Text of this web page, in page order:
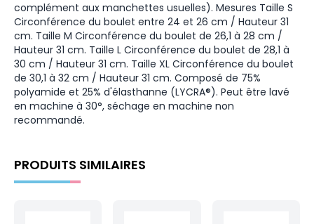
complément aux manchettes usuelles). Mesures Taille S
Circonférence du boulet entre 24 et 26 cm / Hauteur 31
cm. Taille M Circonférence du boulet de 26,1 à 28 cm /
Hauteur 31 cm. Taille L Circonférence du boulet de 28,1 à
30 cm / Hauteur 31 cm. Taille XL Circonférence du boulet
de 30,1 à 32 cm / Hauteur 31 cm. Composé de 75%
polyamide et 25% d'élasthanne (LYCRA®). Peut être lavé
en machine à 30°, séchage en machine non
recommandé.
PRODUITS SIMILAIRES